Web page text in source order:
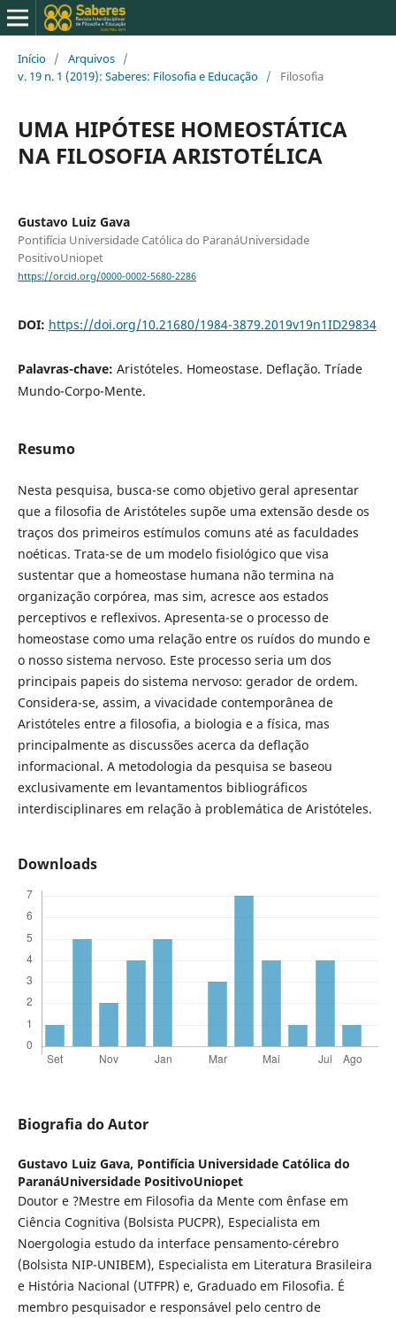
Início / Arquivos /
v. 19 n. 1 (2019): Saberes: Filosofia e Educação / Filosofia
UMA HIPÓTESE HOMEOSTÁTICA
NA FILOSOFIA ARISTOTÉLICA
Gustavo Luiz Gava
Pontifícia Universidade Católica do ParanáUniversidade
PositivoUniopet
https://orcid.org/0000-0002-5680-2286
DOI: https://doi.org/10.21680/1984-3879.2019v19n1ID29834
Palavras-chave: Aristóteles. Homeostase. Deflação. Tríade
Mundo-Corpo-Mente.
Resumo
Nesta pesquisa, busca-se como objetivo geral apresentar
que a filosofia de Aristóteles supõe uma extensão desde os
traços dos primeiros estímulos comuns até as faculdades
noéticas. Trata-se de um modelo fisiológico que visa
sustentar que a homeostase humana não termina na
organização corpórea, mas sim, acresce aos estados
perceptivos e reflexivos. Apresenta-se o processo de
homeostase como uma relação entre os ruídos do mundo e
o nosso sistema nervoso. Este processo seria um dos
principais papeis do sistema nervoso: gerador de ordem.
Considera-se, assim, a vivacidade contemporânea de
Aristóteles entre a filosofia, a biologia e a física, mas
principalmente as discussões acerca da deflação
informacional. A metodologia da pesquisa se baseou
exclusivamente em levantamentos bibliográficos
interdisciplinares em relação à problemática de Aristóteles.
Downloads
Biografia do Autor
Gustavo Luiz Gava, Pontifícia Universidade Católica do
ParanáUniversidade PositivoUniopet
Doutor e ?Mestre em Filosofia da Mente com ênfase em
Ciência Cognitiva (Bolsista PUCPR), Especialista em
Noergologia estudo da interface pensamento-cérebro
(Bolsista NIP-UNIBEM), Especialista em Literatura Brasileira
e História Nacional (UTFPR) e, Graduado em Filosofia. É
membro pesquisador e responsável pelo centro de